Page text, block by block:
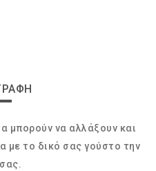
μπορούν να αλλάξουν και
με το δικό σας γούστο την